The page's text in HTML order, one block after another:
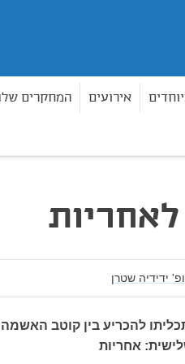
אירועים המחקרים
ידידיה שטרן
להכריע בין קוטב
אחריות